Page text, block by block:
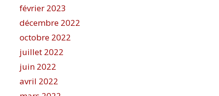
février 2023
décembre 2022
octobre 2022
juillet 2022
juin 2022
avril 2022